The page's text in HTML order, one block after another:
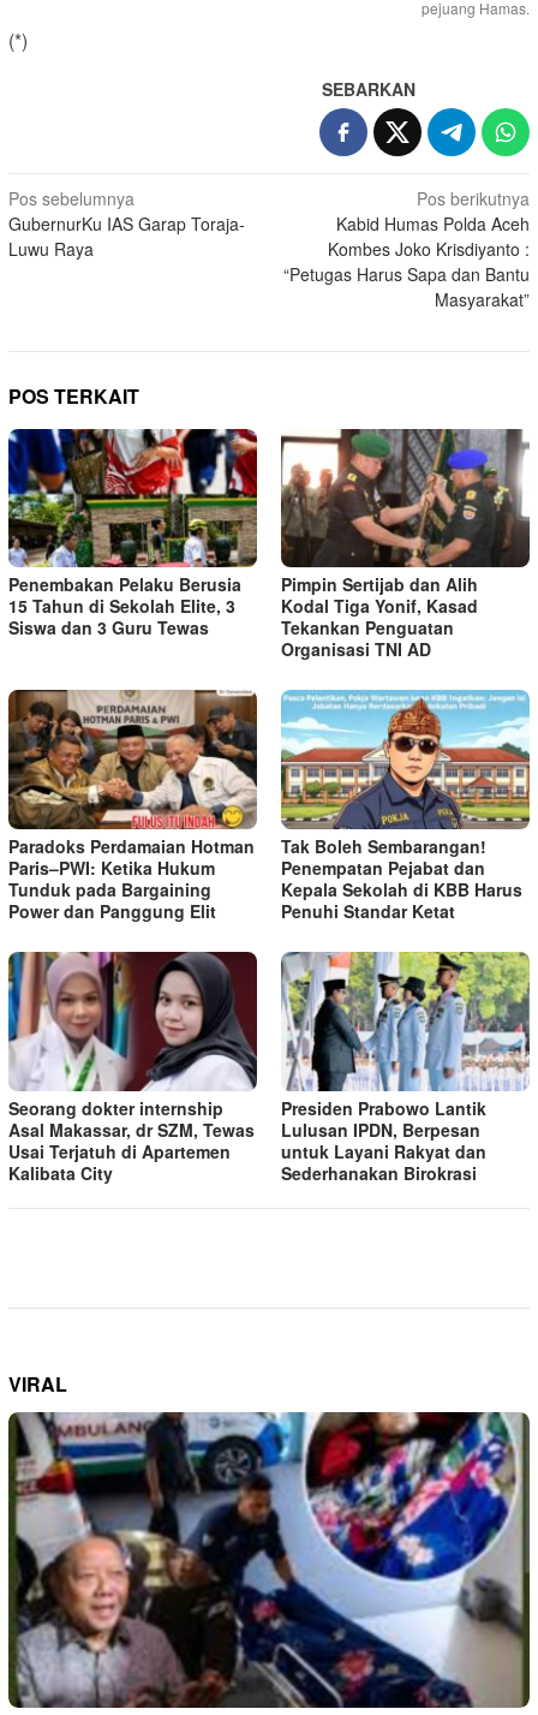
pejuang Hamas.
(*)
SEBARKAN
Navigasi
pos
Pos sebelumnya
GubernurKu IAS Garap Toraja-
Luwu Raya
Pos berikutnya
Kabid Humas Polda Aceh
Kombes Joko Krisdiyanto :
“Petugas Harus Sapa dan Bantu
Masyarakat”
POS TERKAIT
Penembakan Pelaku Berusia
15 Tahun di Sekolah Elite, 3
Siswa dan 3 Guru Tewas
Pimpin Sertijab dan Alih
Kodal Tiga Yonif, Kasad
Tekankan Penguatan
Organisasi TNI AD
Paradoks Perdamaian Hotman
Paris–PWI: Ketika Hukum
Tunduk pada Bargaining
Power dan Panggung Elit
Tak Boleh Sembarangan!
Penempatan Pejabat dan
Kepala Sekolah di KBB Harus
Penuhi Standar Ketat ​
Seorang dokter internship
Asal Makassar, dr SZM, Tewas
Usai Terjatuh di Apartemen
Kalibata City
Presiden Prabowo Lantik
Lulusan IPDN, Berpesan
untuk Layani Rakyat dan
Sederhanakan Birokrasi
VIRAL